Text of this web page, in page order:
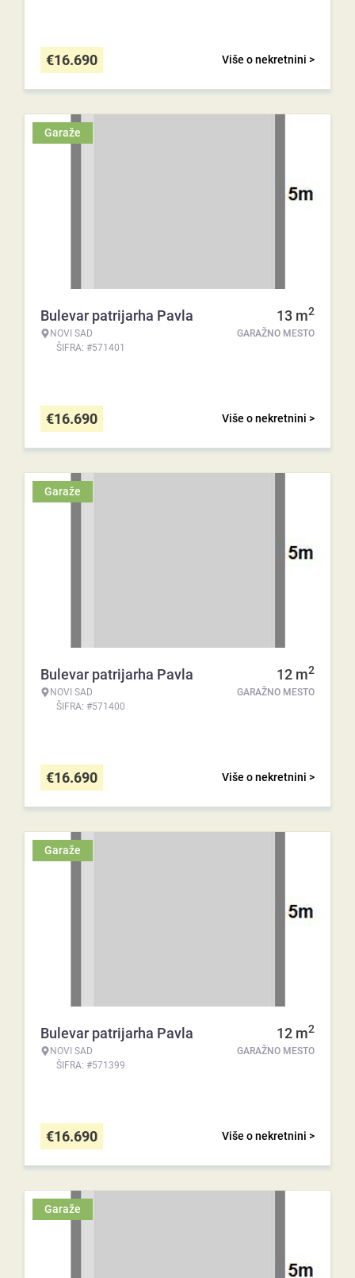
Više o nekretnini >
€16.690
Garaže
Bulevar patrijarha Pavla
NOVI SAD
ŠIFRA: #571401
13 m2
GARAŽNO MESTO
Više o nekretnini >
€16.690
Garaže
Bulevar patrijarha Pavla
NOVI SAD
ŠIFRA: #571400
12 m2
GARAŽNO MESTO
Više o nekretnini >
€16.690
Garaže
Bulevar patrijarha Pavla
NOVI SAD
ŠIFRA: #571399
12 m2
GARAŽNO MESTO
Više o nekretnini >
€16.690
Garaže